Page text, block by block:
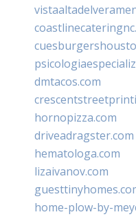
dmtacos.com
hornopizza.com
driveadragster.com
hematologa.com
lizaivanov.com
home-plow-by-